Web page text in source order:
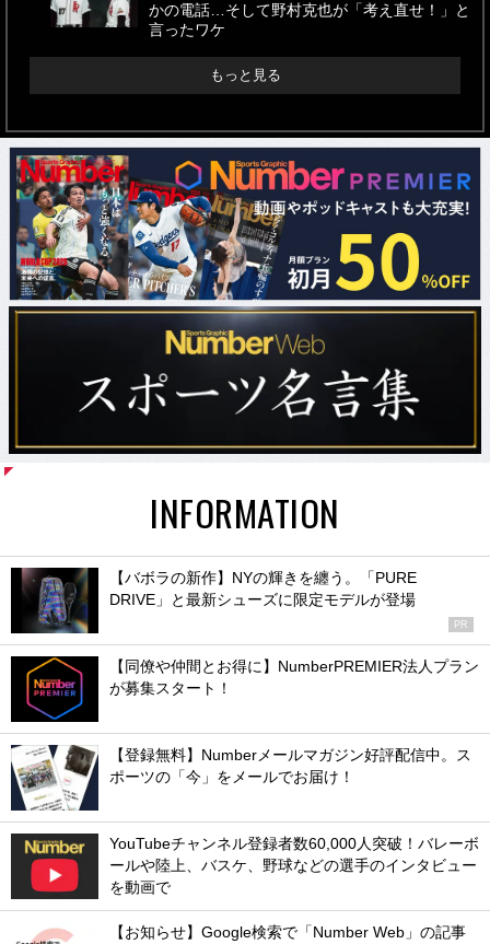
かの電話…そして野村克也が「考え直せ！」と
言ったワケ
もっと見る
INFORMATION
【バボラの新作】NYの輝きを纏う。「PURE
DRIVE」と最新シューズに限定モデルが登場
PR
【同僚や仲間とお得に】NumberPREMIER法人プラン
が募集スタート！
【登録無料】Numberメールマガジン好評配信中。ス
ポーツの「今」をメールでお届け！
YouTubeチャンネル登録者数60,000人突破！バレーボ
ールや陸上、バスケ、野球などの選手のインタビュー
を動画で
【お知らせ】Google検索で「Number Web」の記事